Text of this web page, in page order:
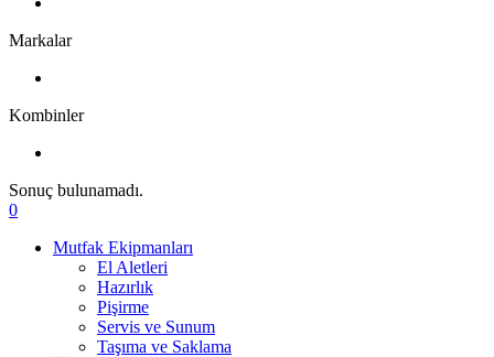
Markalar
Kombinler
Sonuç bulunamadı.
0
Mutfak Ekipmanları
El Aletleri
Hazırlık
Pişirme
Servis ve Sunum
Taşıma ve Saklama